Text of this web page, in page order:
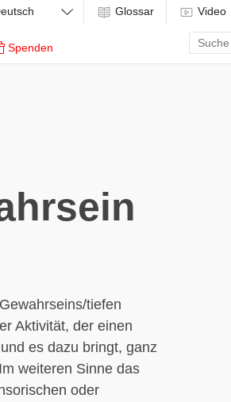
Spenden
Glossar Video
Enter
search
term
tiefen
Aktivität, der einen
es dazu bringt, ganz
weiteren Sinne das
oder